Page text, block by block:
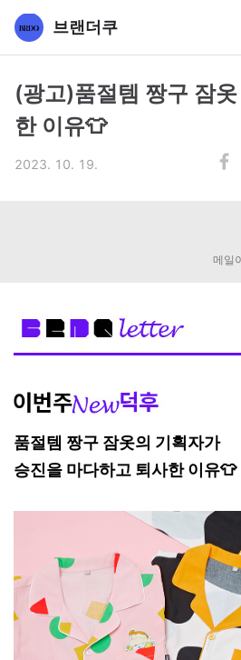
브랜더쿠
(광고)품절템 짱구 잠
한 이유👕
2023. 10. 19.
메일
품절템 짱구 잠옷의 기획자가
승진을 마다하고 퇴사한 이유👕